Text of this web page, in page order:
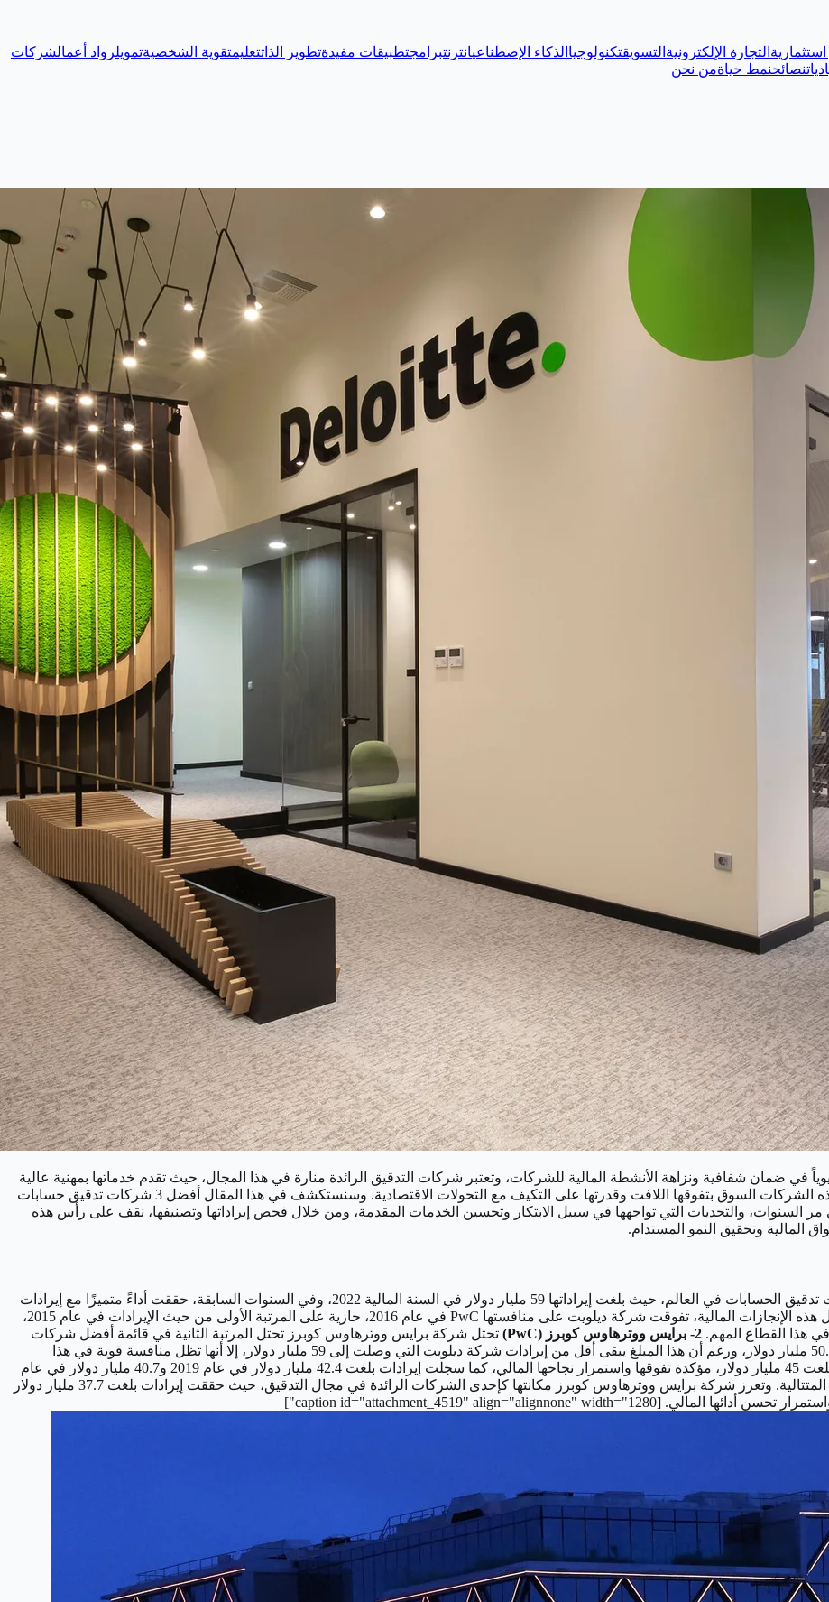
استثمارية التجارة الإلكترونية التسويقتكنولوجيا الذكاء الإصطناعيانترنتبرامجتطبيقات مفيدةتطوير الذاتتعليمتقوية الشخصيةتمويلرواد أعمالشركات
نصائحنمط حياةمن نحن
في ضمان شفافية ونزاهة الأنشطة المالية للشركات، وتعتبر شركات التدقيق الرائدة منارة في هذا المجال، حيث تقدم خدماتها بمهنية عالية
وتسهم في تحقيق استقرار ونمو الاقتصاد العالمي، وتتصدر بعض هذه الشركات السوق بتفوقها اللافت وقدرتها على التكيف مع التحولات الاقتصادية. وسنستكشف في هذا المقال أفضل 3 شركات تدقيق حسابات
على مر السنوات، والتحديات التي تواجهها في سبيل الابتكار وتحسين الخدمات المقدمة، ومن خلال فحص إيراداتها وتصنيفها، نقف على رأس هذه
المالية وتحقيق النمو المستدام.
تحتل شركة ديلويت المرتبة الأولى بين شركات تدقيق الحسابات في العالم، حيث بلغت إيراداتها 59 مليار دولار في السنة المالية 2022، وفي السنوات السابقة، حققت أداءً متميزًا مع إيرادات
بلغت 46.2 مليار دولار في 2019 و43.2 مليار دولار في 2018، وبفضل هذه الإنجازات المالية، تفوقت شركة ديلويت على منافستها PwC في عام 2016، حازية على المرتبة الأولى من حيث الإيرادات في عام 2015،
هذا القطاع المهم. 2- برايس ووترهاوس كوبرز (PwC)
تحتل شركة برايس ووترهاوس كوبرز تحتل المرتبة الثانية في قائمة أفضل شركات
محاسبة على مستوى العالم، حيث حققت الشركة إيرادات بلغت 50.3 مليار دولار، ورغم أن هذا المبلغ يبقى أقل من إيرادات شركة ديلويت التي وصلت إلى 59 مليار دولار، إلا أنها تظل منافسة قوية في هذا
القطاع. وفي عام 2020، حققت برايس ووترهاوس كوبرز إيرادات بلغت 45 مليار دولار، مؤكدة تفوقها واستمرار نجاحها المالي، كما سجلت إيرادات بلغت 42.4 مليار دولار في عام 2019 و40.7 مليار دولار في عام
2018، مما يبرز استقرارها في تحقيق أداء قوي على مدى السنوات المتتالية. وتعزز شركة برايس ووترهاوس كوبرز مكانتها كإحدى الشركات الرائدة في مجال التدقيق، حيث حققت إيرادات بلغت 37.7 مليار دولار